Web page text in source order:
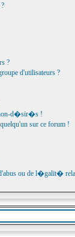
?
d'utilisateurs ?
non-d�sir�s !
sur ce forum !
ou de l�galit�